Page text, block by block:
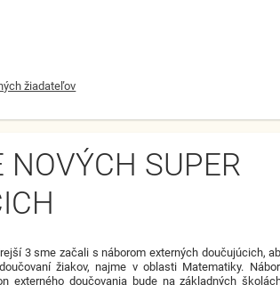
žiadateľov
NOVÝCH SUPER
3 sme začali s náborom externých doučujúcich,
žiakov, najme v oblasti Matematiky.
externého doučovania bude na základných